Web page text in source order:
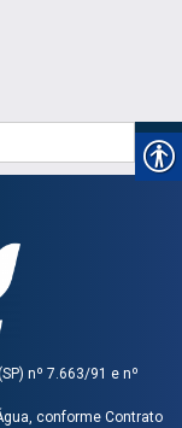
nº 7.663/91 e nº
conforme Contrato